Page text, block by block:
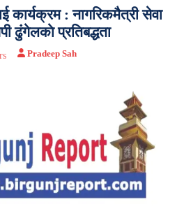
कार्यक्रम : नागरिकमैत्री सेवा
ढुंगेलकाे प्रतिबद्धता
Pradeep Sah